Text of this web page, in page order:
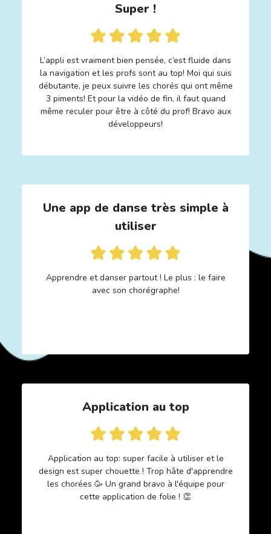
Super !
L’appli est vraiment bien pensée, c’est fluide dans
la navigation et les profs sont au top! Moi qui suis
débutante, je peux suivre les chorés qui ont même
3 piments! Et pour la vidéo de fin, il faut quand
même reculer pour être à côté du prof! Bravo aux
développeurs!
Une app de danse très simple à
utiliser
Apprendre et danser partout ! Le plus : le faire
avec son chorégraphe!
Application au top
Application au top: super facile à utiliser et le
design est super chouette ! Trop hâte d'apprendre
les chorées 🥳 Un grand bravo à l'équipe pour
cette application de folie ! 👏